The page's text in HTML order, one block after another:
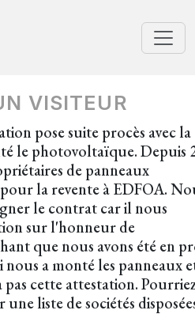
VISITEUR
pose suite procès avec la
le photovoltaïque. Depuis
de panneaux
la revente à EDFOA.
le contrat car il nous
sur l'honneur de
que nous avons été en
nous a monté les panneaux
cette attestation.
liste de sociétés